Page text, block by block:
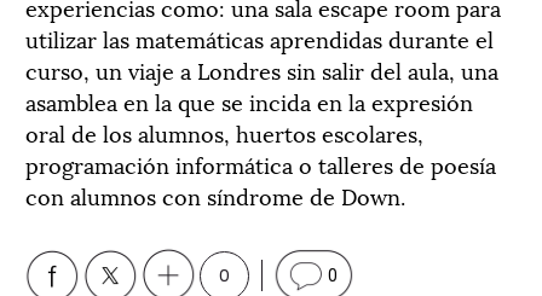
utilizar las matemáticas aprendidas durante el
curso, un viaje a Londres sin salir del aula, una
asamblea en la que se incida en la expresión
oral de los alumnos, huertos escolares,
programación informática o talleres de poesía
con alumnos con síndrome de Down.
0 0